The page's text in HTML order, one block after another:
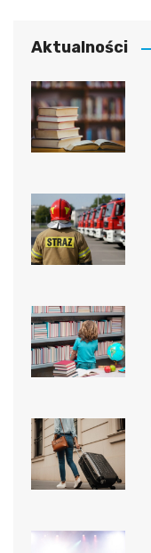
Aktualności